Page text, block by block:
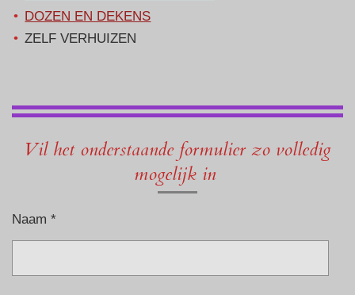
DOZEN EN DEKENS
ZELF VERHUIZEN
Vil het onderstaande formulier zo volledig
mogelijk in
Naam *